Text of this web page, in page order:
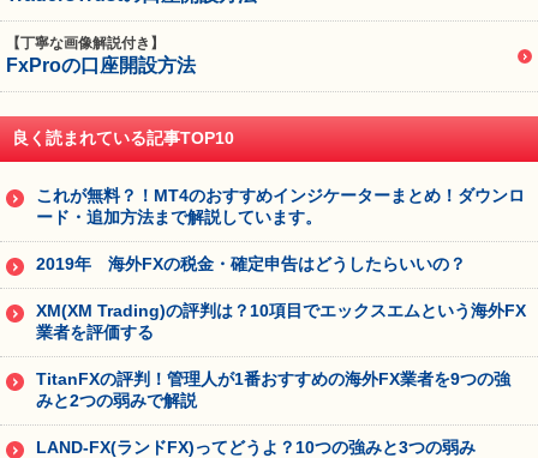
【丁寧な画像解説付き】
FxProの口座開設方法
良く読まれている記事TOP10
これが無料？！MT4のおすすめインジケーターまとめ！ダウンロ
ード・追加方法まで解説しています。
2019年 海外FXの税金・確定申告はどうしたらいいの？
XM(XM Trading)の評判は？10項目でエックスエムという海外FX
業者を評価する
TitanFXの評判！管理人が1番おすすめの海外FX業者を9つの強
みと2つの弱みで解説
LAND-FX(ランドFX)ってどうよ？10つの強みと3つの弱み